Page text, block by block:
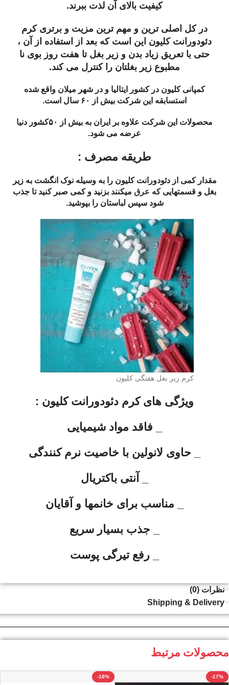
کیفیت بالای آن لذت ببرند.
در کل اصلی ترین و مهم ترین مزیت و برتری کرم
دئودورانت کلیون این است که بعد از استفاده از آن ،
حتی با تعریق زیاد بدن و زیر بغل تا هفت روز بوی نا
مطبوع زیر بغلتان را کنترل می کند.
کمپانی کلیون در کشور ایتالیا و در شهر میلان واقع شده
استسابقه این شرکت بیش از ۶۰ سال است.
محصولات این شرکت علاوه بر ایران به بیش از ۵۰کشور دنیا
عرضه می شود.
طریقه مصرف :
مقدار کمی از دئودورانت کلیون را به وسیله نوک انگشت به زیر
بغل و قسمتهایی که عرق میکنند بزنید و کمی صبر کنید تا جذب
شود سپس لباستان را بپوشید.
کرم زیر بغل هفتگی کلیون
ویژگی های کرم دئودورانت کلیون :
_ فاقد مواد شیمیایی
_ حاوی لانولین با خاصیت نرم کنندگی
_ آنتی باکتریال
_ مناسب برای خانمها و آقایان
_ جذب بسیار سریع
_ رفع تیرگی پوست
نظرات (0)
Shipping & Delivery
محصولات مرتبط
-17%
-18%